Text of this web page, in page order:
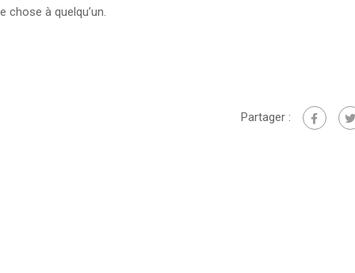
chose à quelqu’un.
Partager :